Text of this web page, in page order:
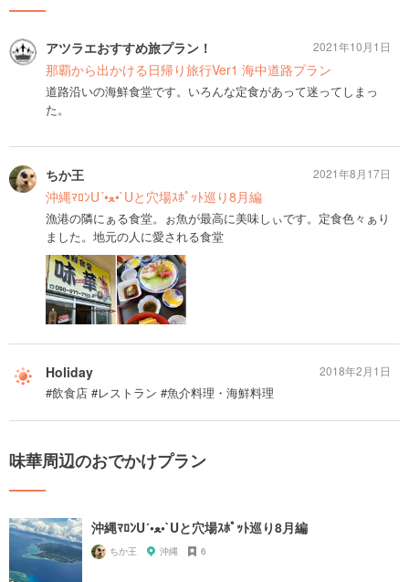
アツラエおすすめ旅プラン！
那覇から出かける日帰り旅行Ver1 海中道路プラン
道路沿いの海鮮食堂です。いろんな定食があって迷ってしまっ
た。
2021年10月1日
ちか王
沖縄ﾏﾛﾝU´•ﻌ•`Uと穴場ｽﾎﾟｯﾄ巡り8月編
漁港の隣にぁる食堂。ぉ魚が最高に美味しぃです。定食色々ぁり
ました。地元の人に愛される食堂
2021年8月17日
Holiday
#飲食店 #レストラン #魚介料理・海鮮料理
2018年2月1日
味華周辺のおでかけプラン
沖縄ﾏﾛﾝU´•ﻌ•`Uと穴場ｽﾎﾟｯﾄ巡り8月編
ちか王 沖縄 6